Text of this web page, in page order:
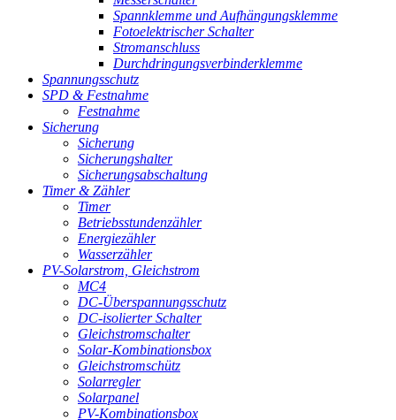
Spannklemme und Aufhängungsklemme
Fotoelektrischer Schalter
Stromanschluss
Durchdringungsverbinderklemme
Spannungsschutz
SPD & Festnahme
Festnahme
Sicherung
Sicherung
Sicherungshalter
Sicherungsabschaltung
Timer & Zähler
Timer
Betriebsstundenzähler
Energiezähler
Wasserzähler
PV-Solarstrom, Gleichstrom
MC4
DC-Überspannungsschutz
DC-isolierter Schalter
Gleichstromschalter
Solar-Kombinationsbox
Gleichstromschütz
Solarregler
Solarpanel
PV-Kombinationsbox